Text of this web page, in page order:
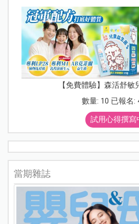
【免費體驗】森活舒敏
數量: 10 已報名:
試用心得撰寫
當期雜誌